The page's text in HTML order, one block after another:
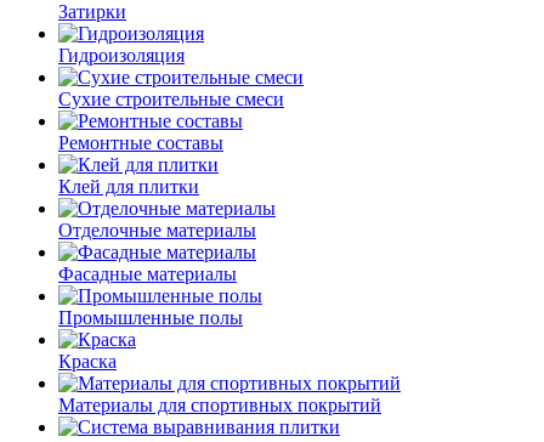
Затирки
Гидроизоляция
Сухие строительные смеси
Ремонтные составы
Клей для плитки
Отделочные материалы
Фасадные материалы
Промышленные полы
Краска
Материалы для спортивных покрытий